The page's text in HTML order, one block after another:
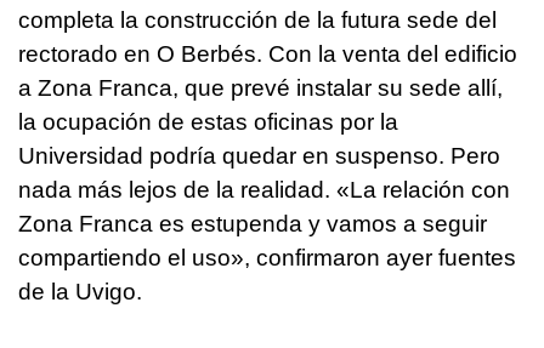
completa la construcción de la futura sede del
rectorado en O Berbés. Con la venta del edificio
a Zona Franca, que prevé instalar su sede allí,
la ocupación de estas oficinas por la
Universidad podría quedar en suspenso. Pero
nada más lejos de la realidad. «La relación con
Zona Franca es estupenda y vamos a seguir
compartiendo el uso», confirmaron ayer fuentes
de la Uvigo.